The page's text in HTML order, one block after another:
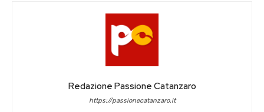
Redazione Passione Catanzaro
https://passionecatanzaro.it